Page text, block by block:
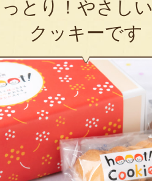
とり！やさし
クッキーです